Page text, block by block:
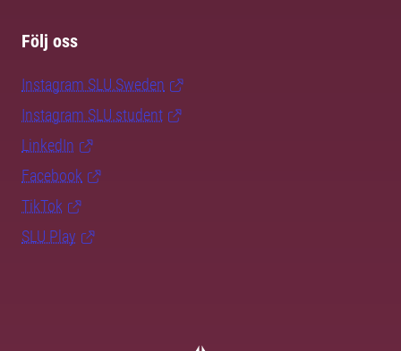
Följ oss
Instagram SLU.Sweden
Instagram SLU.student
LinkedIn
Facebook
TikTok
SLU Play